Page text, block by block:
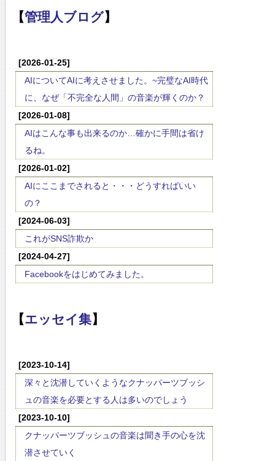
【管理人ブログ】
[2026-01-25]
AIについてAIに考えさせました。~完璧なAI時代
に、なぜ「不完全な人間」の音楽が輝くのか？
[2026-01-08]
AIはこんな事も出来るのか…確かに手間は省け
るね。
[2026-01-02]
AIにここまでされると・・・どうすればいい
の？
[2024-06-03]
これがSNS詐欺か
[2024-04-27]
Facebookをはじめてみました。
【エッセイ集】
[2023-10-14]
深々と沈潜していくようなクナッパーツブッシ
ュの音楽を必要とする人は多いのでしょう
[2023-10-10]
クナッパーツブッシュの音楽は聞き手の心を沈
潜させていく